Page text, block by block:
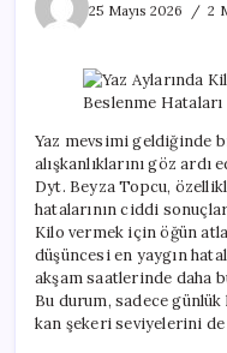
25 Mayıs 2026
2
Yaz mevsimi geldiğinde
alışkanlıklarını göz
Dyt. Beyza Topcu,
hatalarının ciddi
Kilo vermek için öğün
düşüncesi en yaygın
akşam saatlerinde daha
Bu durum, sadece
kan şekeri seviyelerini